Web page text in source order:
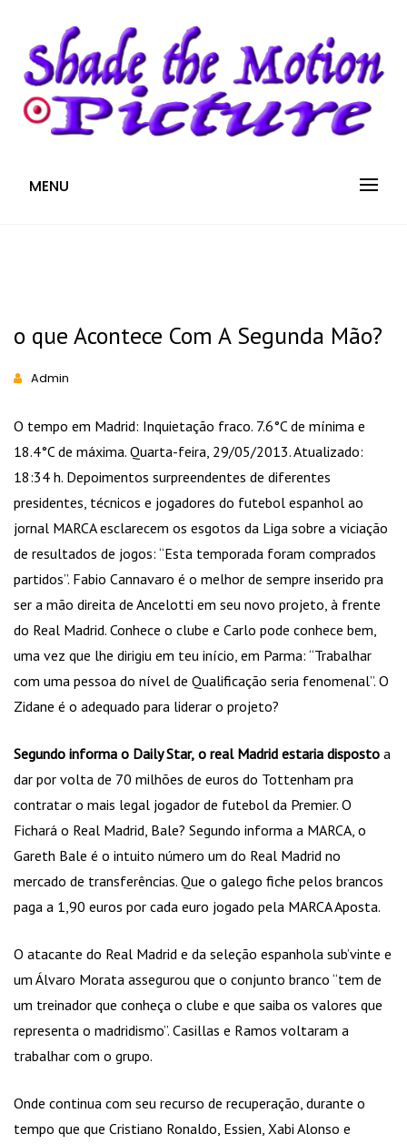
SHADE THE MOTION
MENU
o que Acontece Com A Segunda Mão?
Admin
O tempo em Madrid: Inquietação fraco. 7.6°C de mínima e
18.4°C de máxima. Quarta-feira, 29/05/2013. Atualizado:
18:34 h. Depoimentos surpreendentes de diferentes
presidentes, técnicos e jogadores do futebol espanhol ao
jornal MARCA esclarecem os esgotos da Liga sobre a viciação
de resultados de jogos: “Esta temporada foram comprados
partidos”. Fabio Cannavaro é o melhor de sempre inserido pra
ser a mão direita de Ancelotti em seu novo projeto, à frente
do Real Madrid. Conhece o clube e Carlo pode conhece bem,
uma vez que lhe dirigiu em teu início, em Parma: “Trabalhar
com uma pessoa do nível de Qualificação seria fenomenal”. O
Zidane é o adequado para liderar o projeto?
Segundo informa o Daily Star, o real Madrid estaria disposto a
dar por volta de 70 milhões de euros do Tottenham pra
contratar o mais legal jogador de futebol da Premier. O
Fichará o Real Madrid, Bale? Segundo informa a MARCA, o
Gareth Bale é o intuito número um do Real Madrid no
mercado de transferências. Que o galego fiche pelos brancos
paga a 1,90 euros por cada euro jogado pela MARCA Aposta.
O atacante do Real Madrid e da seleção espanhola sub’vinte e
um Álvaro Morata assegurou que o conjunto branco “tem de
um treinador que conheça o clube e que saiba os valores que
representa o madridismo”. Casillas e Ramos voltaram a
trabalhar com o grupo.
Onde continua com seu recurso de recuperação, durante o
tempo que que Cristiano Ronaldo, Essien, Xabi Alonso e